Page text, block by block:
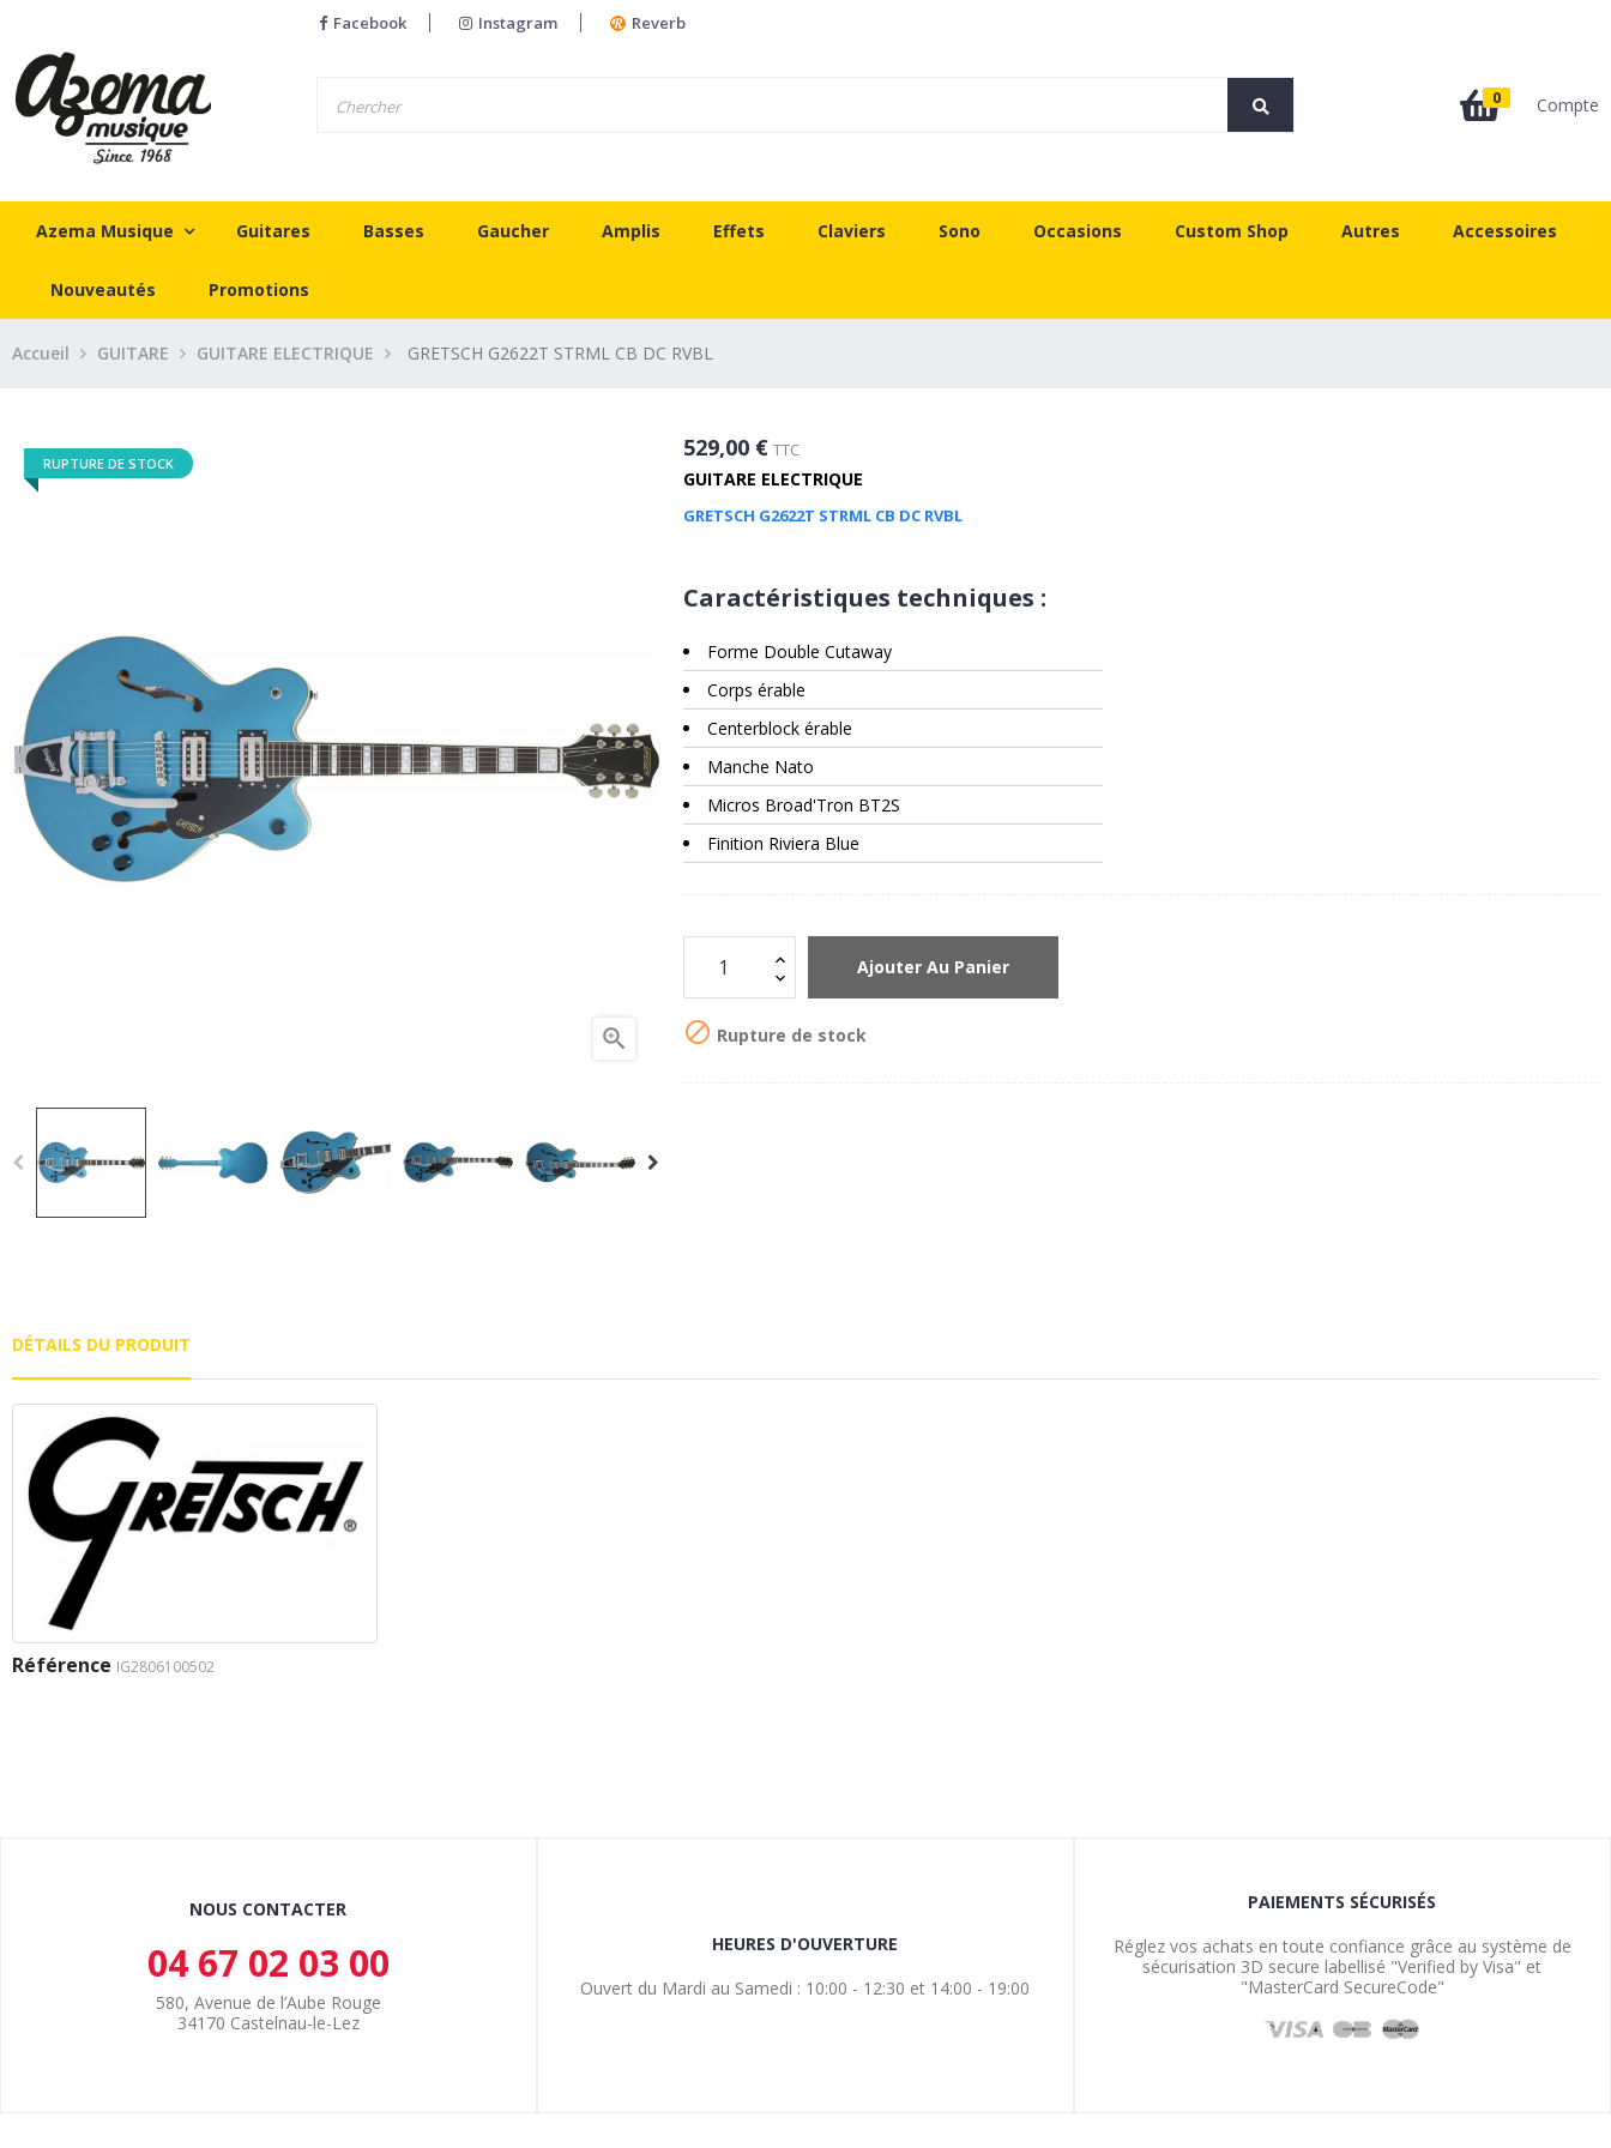
Facebook Instagram Reverb
0 Compte
Azema Musique Guitares Basses Gaucher Amplis Effets Claviers Sono Occasions Custom Shop Autres Accessoires
Nouveautés Promotions
Accueil GUITARE GUITARE ELECTRIQUE GRETSCH G2622T STRML CB DC RVBL
RUPTURE DE STOCK

529,00 € TTC
GUITARE ELECTRIQUE
GRETSCH G2622T STRML CB DC RVBL
Caractéristiques techniques :
Forme Double Cutaway
Corps érable
Centerblock érable
Manche Nato
Micros Broad'Tron BT2S
Finition Riviera Blue
Ajouter Au Panier
 Rupture de stock
DÉTAILS DU PRODUIT
Référence IG2806100502
NOUS CONTACTER
04 67 02 03 00
580, Avenue de l’Aube Rouge
34170 Castelnau-le-Lez
HEURES D'OUVERTURE
Ouvert du Mardi au Samedi : 10:00 - 12:30 et 14:00 - 19:00
PAIEMENTS SÉCURISÉS
Réglez vos achats en toute confiance grâce au système de
sécurisation 3D secure labellisé "Verified by Visa" et
"MasterCard SecureCode"